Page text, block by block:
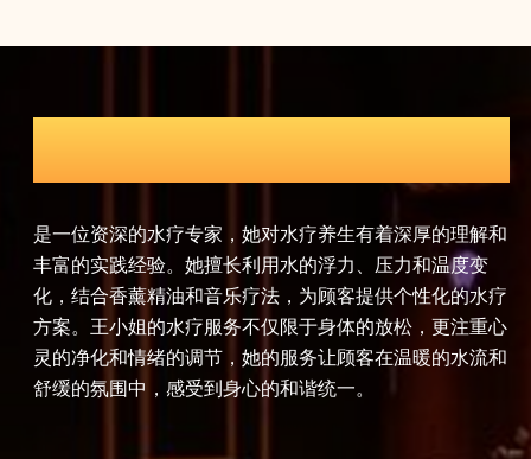
着深厚的理解和
压力和温度变
供个性化的水疗
放松，更注重心
在温暖的水流和
瑜伽导师
赵女士是一位认证的瑜伽导师，拥有瑜伽联盟
瑜伽教练资格。她将瑜伽哲学与现代养生理念
顾客提供全面的瑜伽养生课程。赵女士的课程
伽、流瑜伽、热瑜伽等多种瑜伽流派，她注重
的协调，帮助顾客提升身体的柔韧性和力量，
灵平静和精神放松的效果。